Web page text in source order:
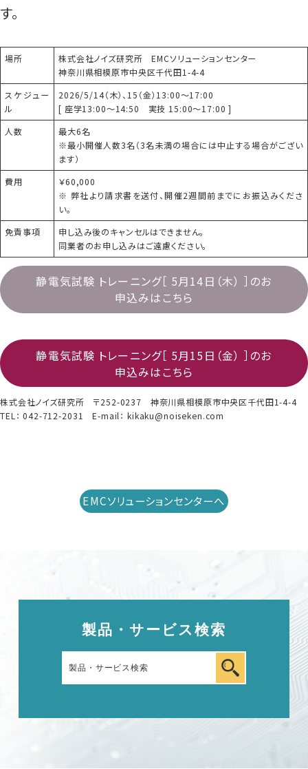
す。
場所
株式会社ノイズ研究所 EMCソリューションセンター
神奈川県相模原市中央区千代田1-4-4
スケジュー
ル
2026/5/14（木）、15（金）13:00～17:00
[ 座学13:00～14:50 実技 15:00～17:00 ]
人数
最大6名
※最小開催人数3名（3名未満の場合には中止する場合がござい
ます）
費用
￥60,000
※ 弊社より請求書を送付、開催2週間前までにお振込みくださ
い。
免責事項
申し込み後のキャンセルはできません。
同業者のお申し込みはご遠慮ください。
静電気試験 トレーニング［ 5月14日（木） ］のお
申込みはこちら
静電気試験 トレーニング［ 5月15日（金） ］のお
申込みはこちら
株式会社ノイズ研究所 〒252-0237 神奈川県相模原市中央区千代田1-4-4
TEL： 042-712-2031 E-mail：kikaku@noiseken.com
EMCソリューションセンターへ
製品・サービス検索